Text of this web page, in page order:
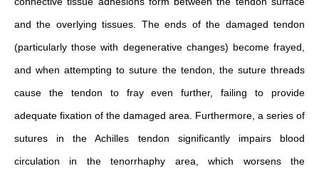
and the overlying tissues. The ends of the damaged tendon
(particularly those with degenerative changes) become frayed,
and when attempting to suture the tendon, the suture threads
cause the tendon to fray even further, failing to provide
adequate fixation of the damaged area. Furthermore, a series of
sutures in the Achilles tendon significantly impairs blood
circulation in the tenorrhaphy area, which worsens the